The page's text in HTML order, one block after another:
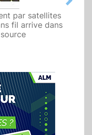
par satellites
fil arrive dans
Next